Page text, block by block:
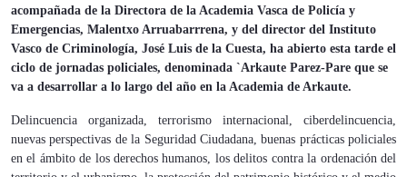
acompañada de la Directora de la Academia Vasca de Policía y
Emergencias, Malentxo Arruabarrrena, y del director del Instituto
Vasco de Criminología, José Luis de la Cuesta, ha abierto esta tarde el
ciclo de jornadas policiales, denominada `Arkaute Parez-Pare que se
va a desarrollar a lo largo del año en la Academia de Arkaute.
Delincuencia organizada, terrorismo internacional, ciberdelincuencia,
nuevas perspectivas de la Seguridad Ciudadana, buenas prácticas policiales
en el ámbito de los derechos humanos, los delitos contra la ordenación del